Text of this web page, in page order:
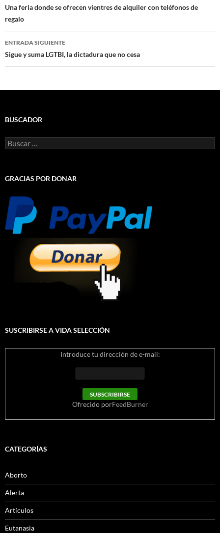
de
entradas
Una feria donde se ofrecen vientres de alquiler con teléfonos de
regalo
ENTRADA SIGUIENTE
Sigue y suma LGTBI, la dictadura que no cesa
BUSCADOR
Buscar:
GRACIAS POR DONAR
SUSCRIBIRSE A VIDA SELECCIÓN
Introduce tu dirección de e-mail:
Ofrecido porFeedBurner
CATEGORÍAS
Aborto
Alerta
Artículos
Eutanasia